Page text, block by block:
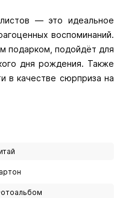
— это идеальное
воспоминаний.
подарком, подойдёт для
дня рождения. Также
в качестве сюрприза на
или коллегам на 23
20 листов в
компанией по